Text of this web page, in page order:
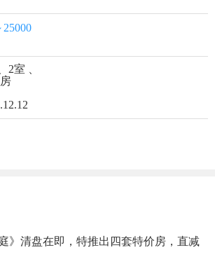
25000
2室 、
》清盘在即，特推出四套特价房，直减